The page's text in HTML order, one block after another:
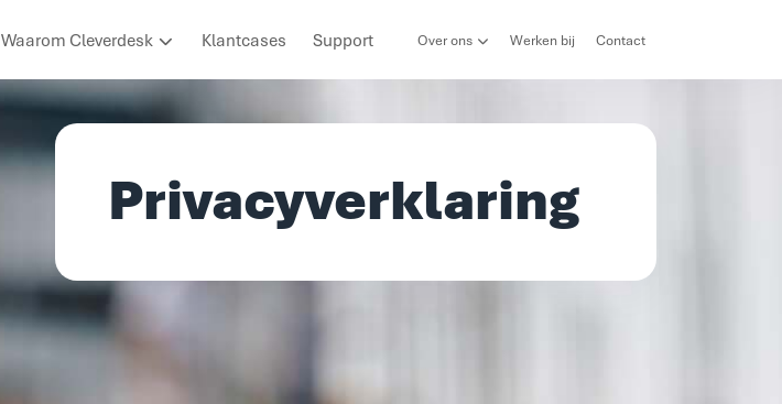
Waarom Cleverdesk Klantcases Support Over ons Werken bij Contact
Privacyverklaring